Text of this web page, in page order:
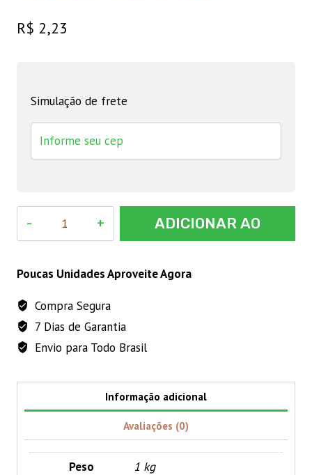
R$ 2,23
Simulação de frete
P/
DE
SANGUE
9
quantidade
ADICIONAR AO
Poucas Unidades Aproveite Agora
Compra Segura
7 Dias de Garantia
Envio para Todo Brasil
Informação adicional
Avaliações (0)
Peso 1 kg